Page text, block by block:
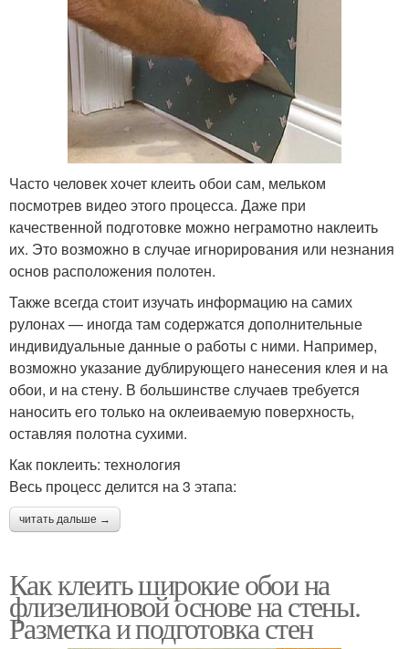
Часто человек хочет клеить обои сам, мельком
посмотрев видео этого процесса. Даже при
качественной подготовке можно неграмотно наклеить
их. Это возможно в случае игнорирования или незнания
основ расположения полотен.
Также всегда стоит изучать информацию на самих
рулонах — иногда там содержатся дополнительные
индивидуальные данные о работы с ними. Например,
возможно указание дублирующего нанесения клея и на
обои, и на стену. В большинстве случаев требуется
наносить его только на оклеиваемую поверхность,
оставляя полотна сухими.
Как поклеить: технология
Весь процесс делится на 3 этапа:
читать дальше →
Как клеить широкие обои на
флизелиновой основе на стены.
Разметка и подготовка стен